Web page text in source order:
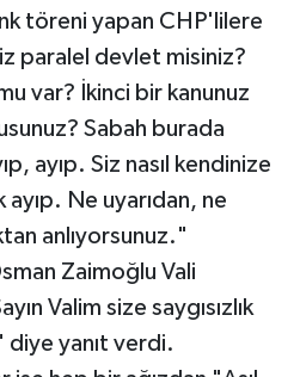
töreni yapan CHP'lilere
paralel devlet misiniz?
var? İkinci bir kanunuz
Sabah burada
ayıp. Siz nasıl kendinize
ayıp. Ne uyarıdan, ne
anlıyorsunuz."
Zaimoğlu Vali
Valim size saygısızlık
yanıt verdi.